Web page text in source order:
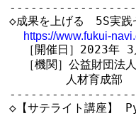
◇成果を上げる　5S実
https://www.fukui-
［開催日］2023年
［機関］公益財団法
人材育成部　（中
◇【サテライト講座】